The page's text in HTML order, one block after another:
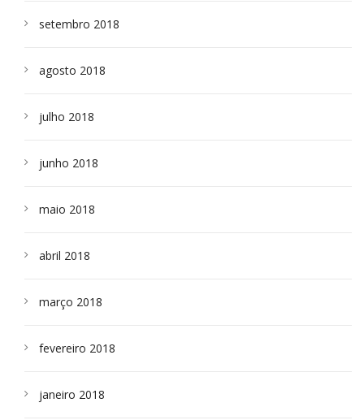
setembro 2018
agosto 2018
julho 2018
junho 2018
maio 2018
abril 2018
março 2018
fevereiro 2018
janeiro 2018